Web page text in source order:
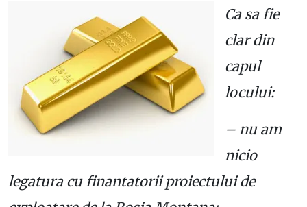
Ca sa fie
clar din
capul
locului:
– nu am
nicio
legatura cu finantatorii proiectului de